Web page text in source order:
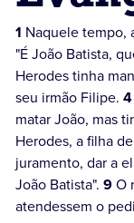
1 Naquele tempo,
"É João Batista,
Herodes tinha
seu irmão Filipe. 4
matar João, mas
Herodes, a filha
juramento, dar a
João Batista". 9O
atendessem o